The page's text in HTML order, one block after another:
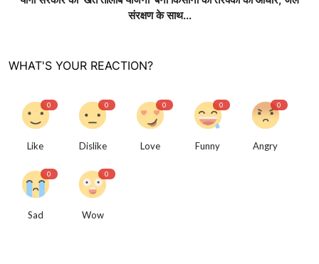
संरक्षण के साथ...
WHAT'S YOUR REACTION?
0
Like
0
Dislike
0
Love
0
Funny
0
Angry
0
Sad
0
Wow